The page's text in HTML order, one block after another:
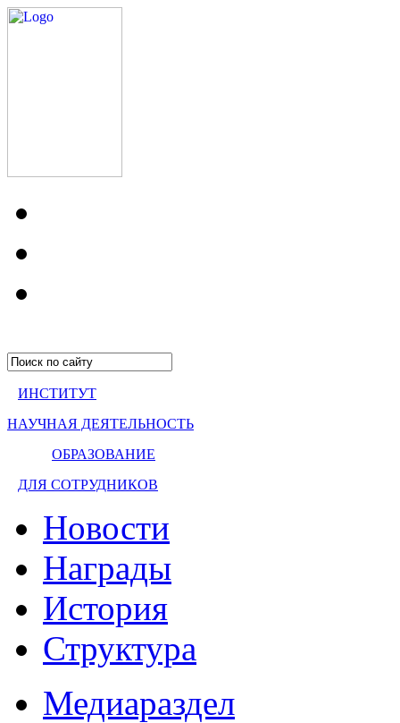
ИНСТИТУТ
НАУЧНАЯ ДЕЯТЕЛЬНОСТЬ
ОБРАЗОВАНИЕ
ДЛЯ СОТРУДНИКОВ
Новости
Награды
История
Структура
Медиараздел